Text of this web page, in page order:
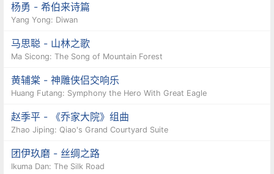
杨勇 - 希伯来诗篇
Yang Yong: Diwan
马思聪 - 山林之歌
Ma Sicong: The Song of Mountain Forest
黄辅棠 - 神雕侠侣交响乐
Huang Futang: Symphony the Hero With Great Eagle
赵季平 - 《乔家大院》组曲
Zhao Jiping: Qiao's Grand Courtyard Suite
团伊玖磨 - 丝绸之路
Ikuma Dan: The Silk Road